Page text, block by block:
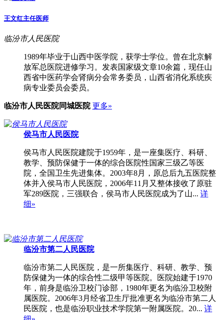
王文红主任医师
临汾市人民医院
1989年毕业于山西中医学院，获学士学位。曾在北京解
放军总医院进修学习。发表国家级文章10余篇，现任山
西省中医药学会肾病分会常务委员，山西省消化系统疾
病专业委员会委员。
临汾市人民医院同城医院 更多»
侯马市人民医院
侯马市人民医院建院于1959年，是一座集医疗、科研、
教学、预防保健于一体的综合医院性国家三级乙等医
院，全国卫生先进集体。2003年8月，原总后九五医院整
体并入侯马市人民医院，2006年11月又整体接收了原驻
军289医院，三强联合，侯马市人民医院成为了山... 详
细»
临汾市第二人民医院
临汾市第二人民医院，是一所集医疗、科研、教学、预
防保健为一体的综合性二级甲等医院。医院始建于1970
年，前身是临汾卫校门诊部，1980年更名为临汾卫校附
属医院。2006年3月经省卫生厅批准更名为临汾市第二人
民医院，也是临汾职业技术学院第一附属医院。20... 详